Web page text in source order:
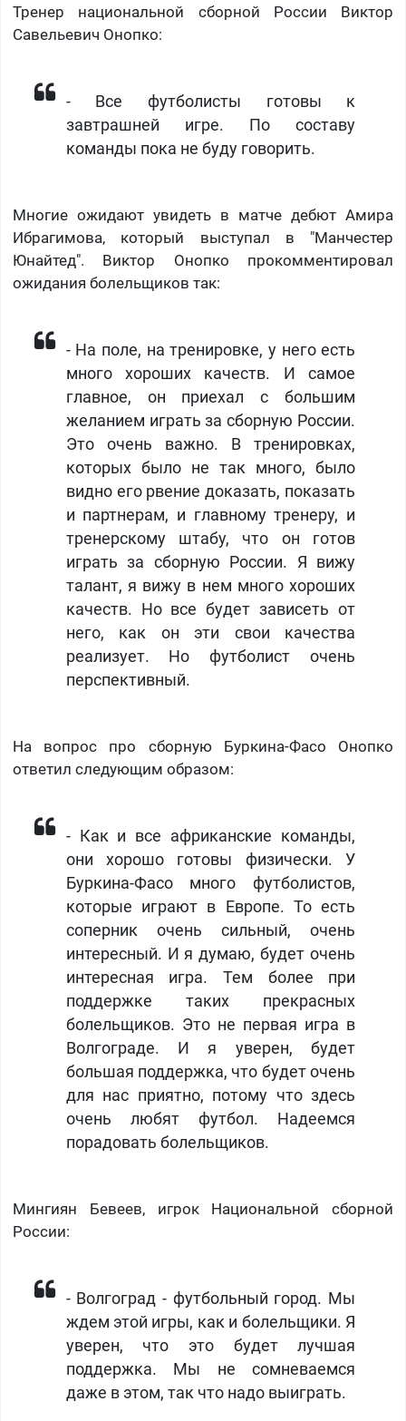
Тренер национальной сборной России Виктор
Савельевич Онопко:
- Все футболисты готовы к
завтрашней игре. По составу
команды пока не буду говорить.
Многие ожидают увидеть в матче дебют Амира
Ибрагимова, который выступал в "Манчестер
Юнайтед". Виктор Онопко прокомментировал
ожидания болельщиков так:
- На поле, на тренировке, у него есть
много хороших качеств. И самое
главное, он приехал с большим
желанием играть за сборную России.
Это очень важно. В тренировках,
которых было не так много, было
видно его рвение доказать, показать
и партнерам, и главному тренеру, и
тренерскому штабу, что он готов
играть за сборную России. Я вижу
талант, я вижу в нем много хороших
качеств. Но все будет зависеть от
него, как он эти свои качества
реализует. Но футболист очень
перспективный.
На вопрос про сборную Буркина-Фасо Онопко
ответил следующим образом:
- Как и все африканские команды,
они хорошо готовы физически. У
Буркина-Фасо много футболистов,
которые играют в Европе. То есть
соперник очень сильный, очень
интересный. И я думаю, будет очень
интересная игра. Тем более при
поддержке таких прекрасных
болельщиков. Это не первая игра в
Волгограде. И я уверен, будет
большая поддержка, что будет очень
для нас приятно, потому что здесь
очень любят футбол. Надеемся
порадовать болельщиков.
Мингиян Бевеев, игрок Национальной сборной
России:
- Волгоград - футбольный город. Мы
ждем этой игры, как и болельщики. Я
уверен, что это будет лучшая
поддержка. Мы не сомневаемся
даже в этом, так что надо выиграть.